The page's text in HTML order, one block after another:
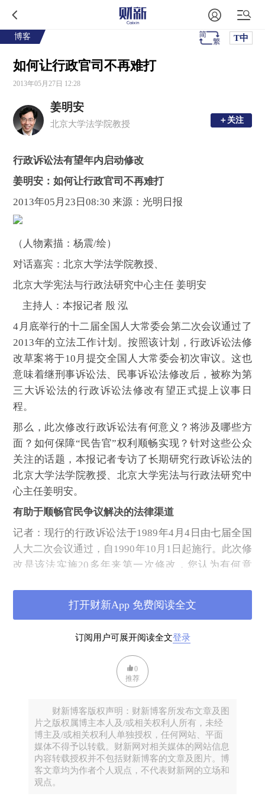
博客 T中
如何让行政官司不再难打
2013年05月27日 12:28
姜明安
北京大学法学院教授 ＋关注
＋关注
行政诉讼法有望年内启动修改
姜明安：如何让行政官司不再难打
2013年05月23日08:30 来源：光明日报
（人物素描：杨震/绘）
对话嘉宾：北京大学法学院教授、
北京大学宪法与行政法研究中心主任 姜明安
主持人：本报记者 殷 泓
4月底举行的十二届全国人大常委会第二次会议通过了
2013年的立法工作计划。按照该计划，行政诉讼法修
改草案将于10月提交全国人大常委会初次审议。这也
意味着继刑事诉讼法、民事诉讼法修改后，被称为第
三大诉讼法的行政诉讼法修改有望正式提上议事日
程。
那么，此次修改行政诉讼法有何意义？将涉及哪些方
面？如何保障“民告官”权利顺畅实现？针对这些公众
关注的话题，本报记者专访了长期研究行政诉讼法的
北京大学法学院教授、北京大学宪法与行政法研究中
心主任姜明安。
有助于顺畅官民争议解决的法律渠道
记者：现行的行政诉讼法于1989年4月4日由七届全国
人大二次会议通过，自1990年10月1日起施行。此次修
改是该法实施20多年来第一次修改，您认为有何意
姜明安：行诉法制定和实施之时，我国市场经济体制
尚未正式确立，法治和人权尚未入宪。由于时代的局
限，该法当时确立的规则、制度以及这些规则、制度
现实多有不适应之处，以至于导致种种弊端，引发不
少社会矛盾。例如，许多行政行为，如抽象行政行
教育权等行政行为，即使严重违法，侵犯了公民、法
人或者其他组织的合法权益，因行诉法明确将之排除
在行政诉讼受案范围之外或未将之明确列入行政诉讼
受案范围之内，受害人也不能向法院提起行政诉讼，
而只能到处上访。正因为如此，近10年来，许多全国
订阅用户可展开阅读全文登录
打开财新App 免费阅读全文
0
推荐
财新博客版权声明：财新博客所发布文章及图
片之版权属博主本人及/或相关权利人所有，未经
博主及/或相关权利人单独授权，任何网站、平面
媒体不得予以转载。财新网对相关媒体的网站信息
内容转载授权并不包括财新博客的文章及图片。博
客文章均为作者个人观点，不代表财新网的立场和
观点。